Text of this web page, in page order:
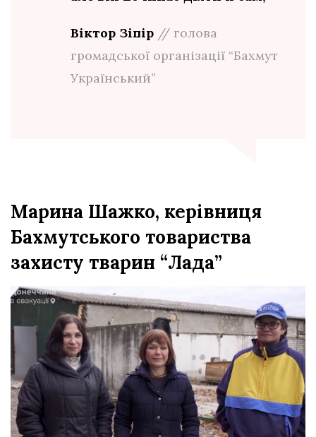
Віктор Зіпір // голова
громадської організації “Бахмут
Український”
Марина Шажко, керівниця
Бахмутського товариства
захисту тварин “Лада”